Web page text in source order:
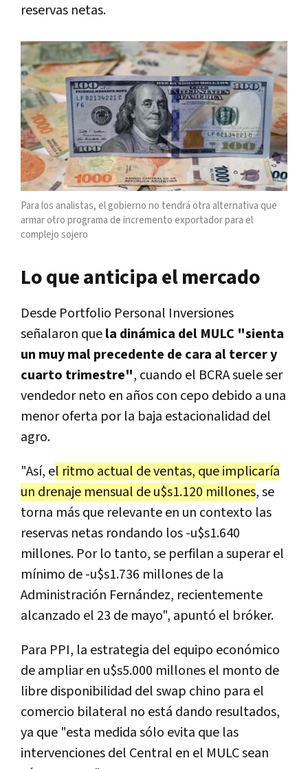
reservas netas.
Para los analistas, el gobierno no tendrá otra alternativa que
armar otro programa de incremento exportador para el
complejo sojero
Lo que anticipa el mercado
Desde Portfolio Personal Inversiones
señalaron quela dinámica del MULC "sienta
un muy mal precedente de cara al tercer y
cuarto trimestre", cuando el BCRA suele ser
vendedor neto en años con cepo debido a una
menor oferta por la baja estacionalidad del
agro.
"Así, el ritmo actual de ventas, que implicaría
un drenaje mensual de u$s1.120 millones, se
torna más que relevante en un contexto las
reservas netas rondando los -u$s1.640
millones. Por lo tanto, se perfilan a superar el
mínimo de -u$s1.736 millones de la
Administración Fernández, recientemente
alcanzado el 23 de mayo", apuntó el bróker.
Para PPI, la estrategia del equipo económico
de ampliar en u$s5.000 millones el monto de
libre disponibilidad del swap chino para el
comercio bilateral no está dando resultados,
ya que "esta medida sólo evita que las
intervenciones del Central en el MULC sean